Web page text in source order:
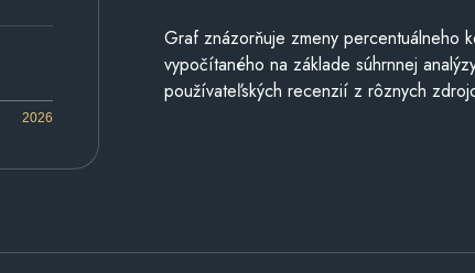
2026
Graf znázorňuje zmeny percentuálneho
vypočítaného na základe súhrnnej
používateľských recenzií z rôznych